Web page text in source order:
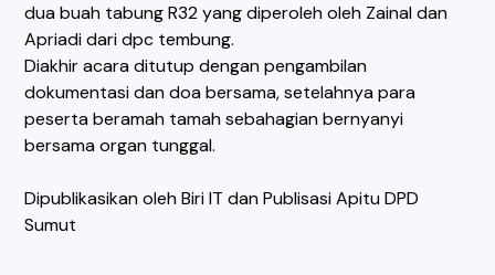
dua buah tabung R32 yang diperoleh oleh Zainal dan
Apriadi dari dpc tembung.
Diakhir acara ditutup dengan pengambilan
dokumentasi dan doa bersama, setelahnya para
peserta beramah tamah sebahagian bernyanyi
bersama organ tunggal.
Dipublikasikan oleh Biri IT dan Publisasi Apitu DPD
Sumut